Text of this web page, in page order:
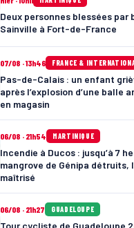
Deux personnes blessées par
Sainville à Fort-de-France
07/08 · 13h46 FRANCE &
Pas-de-Calais : un enfant
après l’explosion d’une balle
en magasin
06/08 · 21h54 MARTINIQUE
Incendie à Ducos : jusqu’à 7
mangrove de Génipa détruits,
maîtrisé
06/08 · 21h27 GUADELOUPE
Tour cycliste de Guadeloupe